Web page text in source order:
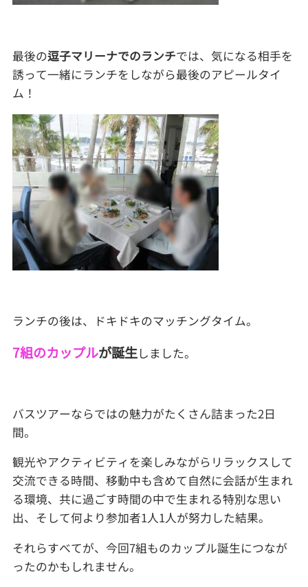
最後の逗子マリーナでのランチでは、気になる相手を
誘って一緒にランチをしながら最後のアピールタイ
ム！
ランチの後は、ドキドキのマッチングタイム。
7組のカップルが誕生しました。
バスツアーならではの魅力がたくさん詰まった2日
間。
観光やアクティビティを楽しみながらリラックスして
交流できる時間、移動中も含めて自然に会話が生まれ
る環境、共に過ごす時間の中で生まれる特別な思い
出、そして何より参加者1人1人が努力した結果。
それらすべてが、今回7組ものカップル誕生につなが
ったのかもしれません。